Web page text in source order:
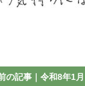
の記事｜令和8年1